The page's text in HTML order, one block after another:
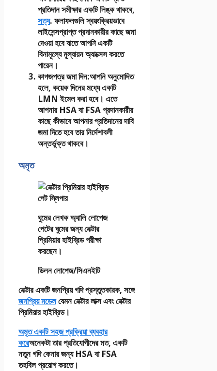
প্রতিদান সমীক্ষার একটি লিঙ্ক থাকবে,
সত্য. ফলাফলগুলি স্বয়ংক্রিয়ভাবে
লাইসেন্সপ্রাপ্ত প্রদানকারীর কাছে জমা
দেওয়া হবে যাতে আপনি একটি
বিনামূল্যে মূল্যায়ন অ্যাক্সেস করতে
পারেন।
কাগজপত্র জমা দিন:আপনি অনুমোদিত
হলে, কয়েক দিনের মধ্যে একটি
LMN ইমেল করা হবে। এতে
আপনার HSA বা FSA প্রদানকারীর
কাছে কীভাবে আপনার প্রতিদানের দাবি
জমা দিতে হবে তার নির্দেশাবলী
অন্তর্ভুক্ত থাকবে।
অমৃত
ঘুমের লেখক অ্যালি লোপেজ
পেটের ঘুমের জন্য নেক্টার
প্রিমিয়ার হাইব্রিড পরীক্ষা
করছেন।
ডিলন লোপেজ/সিএনইটি
নেক্টার একটি জনপ্রিয় গদি প্রস্তুতকারক, সঙ্গে
জনপ্রিয় মডেলযেমন নেক্টার লাক্স এবং নেক্টার
প্রিমিয়ার হাইব্রিড।
অমৃত একটি সহজ প্রক্রিয়া ব্যবহার
করেঅনেকটা তার প্রতিযোগীদের মত, একটি
নতুন গদি কেনার জন্য HSA বা FSA
তহবিল প্রয়োগ করতে।